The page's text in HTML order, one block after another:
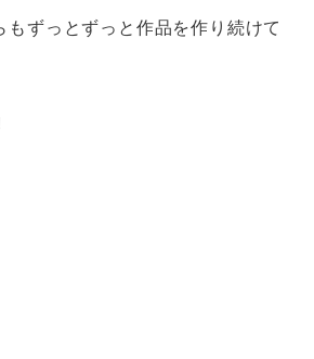
もずっとずっと作品を作り続けて